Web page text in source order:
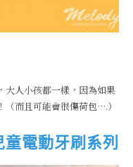
大人小孩都一樣，因為如果
而且可能會很傷荷包….）
電動牙刷系列